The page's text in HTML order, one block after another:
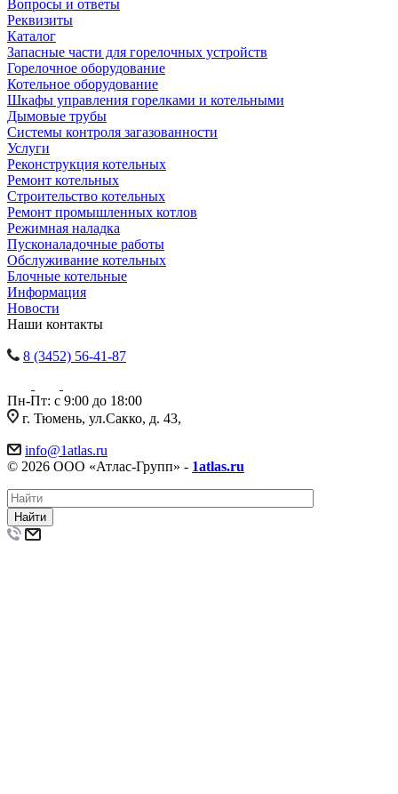
Вопросы и ответы
Реквизиты
Каталог
Запасные части для горелочных устройств
Горелочное оборудование
Котельное оборудование
Шкафы управления горелками и котельными
Дымовые трубы
Системы контроля загазованности
Услуги
Реконструкция котельных
Ремонт котельных
Строительство котельных
Ремонт промышленных котлов
Режимная наладка
Пусконаладочные работы
Обслуживание котельных
Блочные котельные
Информация
Новости
Наши контакты
8 (3452) 56-41-87
Пн-Пт: с 9:00 до 18:00
г. Тюмень, ул.Сакко, д. 43,
info@1atlas.ru
© 2026 ООО «Атлас-Групп» - 1atlas.ru
Найти